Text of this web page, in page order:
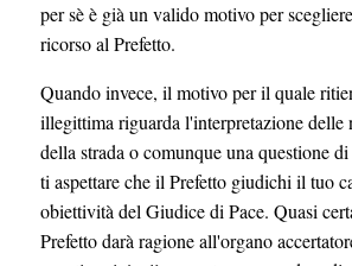
per sè è già un valido motivo per
ricorso al Prefetto.
Quando invece, il motivo per il quale
illegittima riguarda l'interpretazione delle
della strada o comunque una questione
ti aspettare che il Prefetto giudichi il tuo
obiettività del Giudice di Pace. Quasi
Prefetto darà ragione all'organo